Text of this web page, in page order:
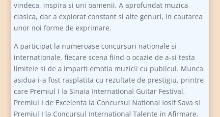
vindeca, inspira si uni oamenii. A aprofundat muzica
clasica, dar a explorat constant si alte genuri, in cautarea
unor noi forme de exprimare.
A participat la numeroase concursuri nationale si
internationale, fiecare scena fiind o ocazie de a-si testa
limitele si de a imparti emotia muzicii cu publicul. Munca
asidua i-a fost rasplatita cu rezultate de prestigiu, printre
care Premiul I la Sinaia International Guitar Festival,
Premiul I de Excelenta la Concursul National Iosif Sava si
Premiul I la Concursul International Talente in Afirmare,